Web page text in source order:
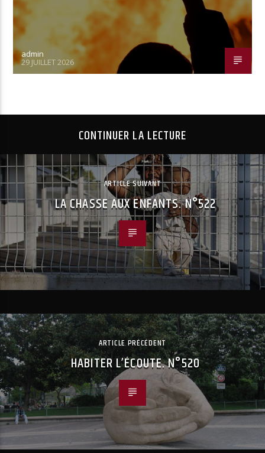
admin
29 JUILLET 2026
CONTINUER LA LECTURE
ARTICLE SUIVANT
LA CHASSE AUX ENFANTS. N°522
ARTICLE PRÉCÉDENT
HABITER L’ÉCOUTE. N°520